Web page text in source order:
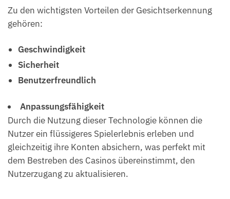
Zu den wichtigsten Vorteilen der Gesichtserkennung
gehören:
Geschwindigkeit
Sicherheit
Benutzerfreundlich
Anpassungsfähigkeit
Durch die Nutzung dieser Technologie können die
Nutzer ein flüssigeres Spielerlebnis erleben und
gleichzeitig ihre Konten absichern, was perfekt mit
dem Bestreben des Casinos übereinstimmt, den
Nutzerzugang zu aktualisieren.